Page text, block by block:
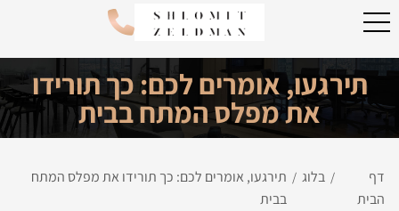
תירגעו, אומרים לכם: כך תורידו
את מפלס המתח בבית
דף
הבית
/ בלוג / תירגעו, אומרים לכם: כך תורידו את מפלס המתח
בבית